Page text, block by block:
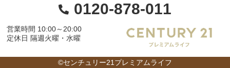
0120-878-011
営業時間 10:00～20:00
定休日 隔週火曜・水曜
©センチュリー21プレミアムライフ